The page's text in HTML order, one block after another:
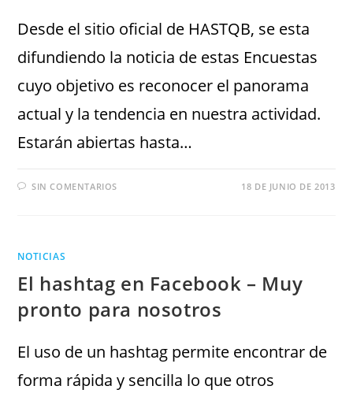
Desde el sitio oficial de HASTQB, se esta
difundiendo la noticia de estas Encuestas
cuyo objetivo es reconocer el panorama
actual y la tendencia en nuestra actividad.
Estarán abiertas hasta…
SIN COMENTARIOS 18 DE JUNIO DE 2013
NOTICIAS
El hashtag en Facebook – Muy
pronto para nosotros
El uso de un hashtag permite encontrar de
forma rápida y sencilla lo que otros